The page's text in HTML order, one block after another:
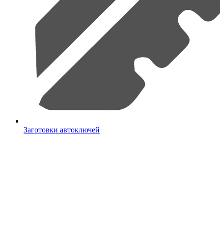
Заготовки автоключей